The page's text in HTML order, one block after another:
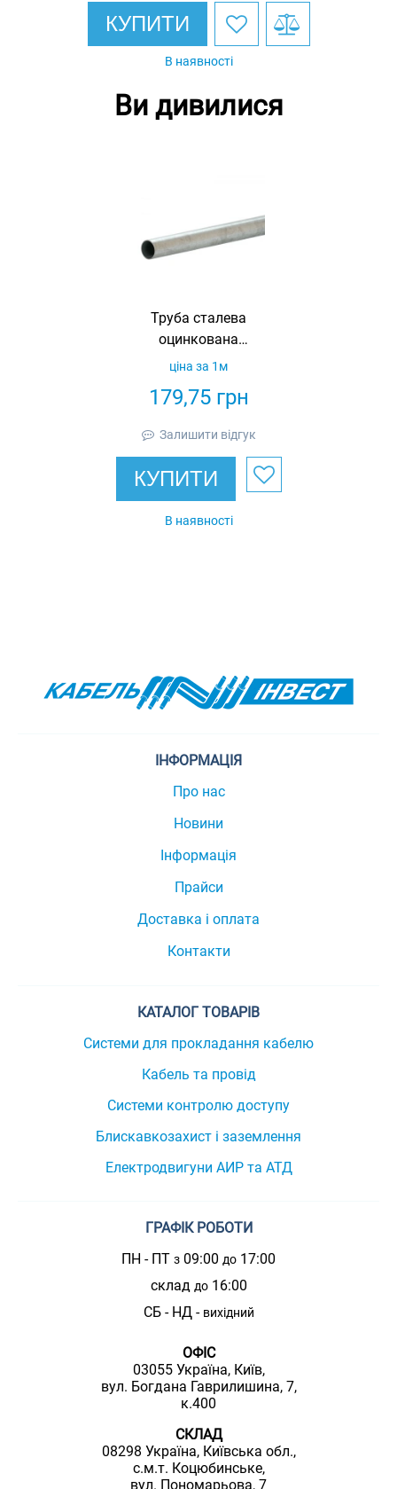
КУПИТИ
В наявності
Ви дивилися
Труба сталева
оцинкована
32x1.0x3000 мм
179,75грн
ціна за 1м
Залишити відгук
КУПИТИ
В наявності
ІНФОРМАЦІЯ
Про нас
Новини
Інформація
Прайси
Доставка і оплата
Контакти
КАТАЛОГ ТОВАРІВ
Системи для прокладання кабелю
Кабель та провід
Системи контролю доступу
Блискавкозахист і заземлення
Електродвигуни АИР та АТД
ГРАФІК РОБОТИ
ПН - ПТ з 09:00 до 17:00
склад до16:00
СБ - НД - вихідний
ОФІС
03055 Україна, Київ,
вул. Богдана Гаврилишина, 7,
к.400
СКЛАД
08298 Україна, Київська обл.,
с.м.т. Коцюбинське,
вул. Пономарьова, 7